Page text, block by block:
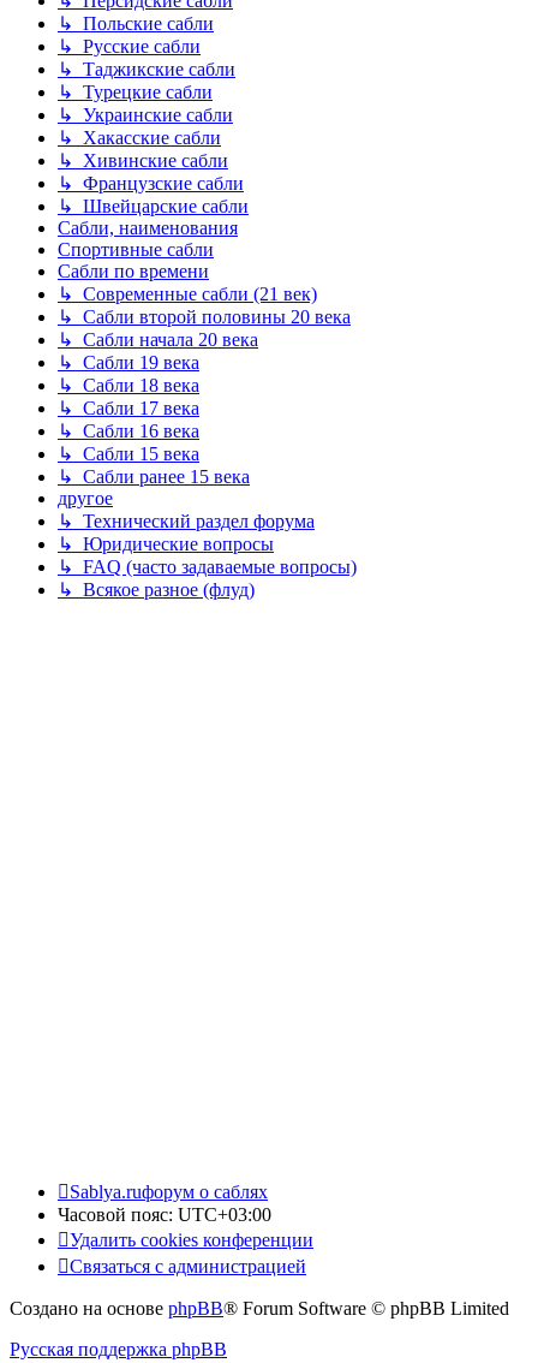
↳ Польские сабли
↳ Русские сабли
↳ Таджикские сабли
↳ Турецкие сабли
↳ Украинские сабли
↳ Хакасские сабли
↳ Хивинские сабли
↳ Французские сабли
↳ Швейцарские сабли
Сабли, наименования
Спортивные сабли
Сабли по времени
↳ Современные сабли (21 век)
↳ Сабли второй половины 20 века
↳ Сабли начала 20 века
↳ Сабли 19 века
↳ Сабли 18 века
↳ Сабли 17 века
↳ Сабли 16 века
↳ Сабли 15 века
↳ Сабли ранее 15 века
другое
↳ Технический раздел форума
↳ Юридические вопросы
↳ FAQ (часто задаваемые вопросы)
↳ Всякое разное (флуд)
Sablya.ruфорум о саблях
Часовой пояс: UTC+03:00
Удалить cookies конференции
Связаться с администрацией
Создано на основе phpBB® Forum Software © phpBB Limited
Русская поддержка phpBB